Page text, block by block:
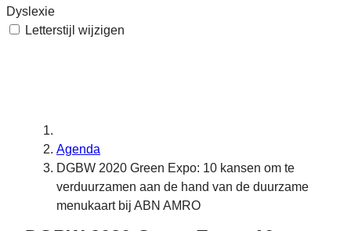
Dyslexie
Letterstijl wijzigen
Agenda
DGBW 2020 Green Expo: 10 kansen om te
verduurzamen aan de hand van de duurzame
menukaart bij ABN AMRO